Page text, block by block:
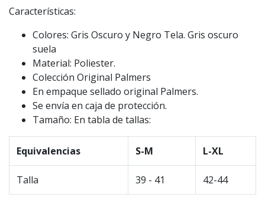
Características:
Colores: Gris Oscuro y Negro Tela. Gris oscuro
suela
Material: Poliester.
Colección Original Palmers
En empaque sellado original Palmers.
Se envía en caja de protección.
Tamaño: En tabla de tallas:
Equivalencias S-M L-XL
Talla 39 - 41 42-44